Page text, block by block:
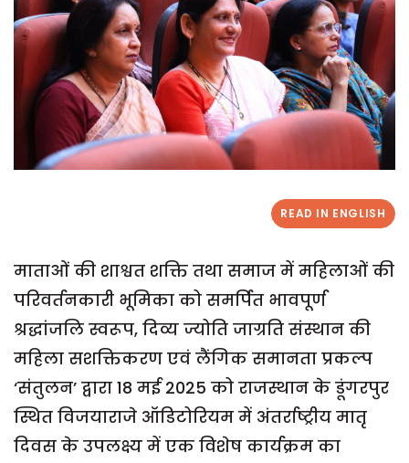
READ IN ENGLISH
माताओं की शाश्वत शक्ति तथा समाज में महिलाओं की
परिवर्तनकारी भूमिका को समर्पित भावपूर्ण
श्रद्धांजलि स्वरूप, दिव्य ज्योति जाग्रति संस्थान की
महिला सशक्तिकरण एवं लैंगिक समानता प्रकल्प
‘संतुलन’ द्वारा 18 मई 2025 को राजस्थान के डूंगरपुर
स्थित विजयाराजे ऑडिटोरियम में अंतर्राष्ट्रीय मातृ
दिवस के उपलक्ष्य में एक विशेष कार्यक्रम का